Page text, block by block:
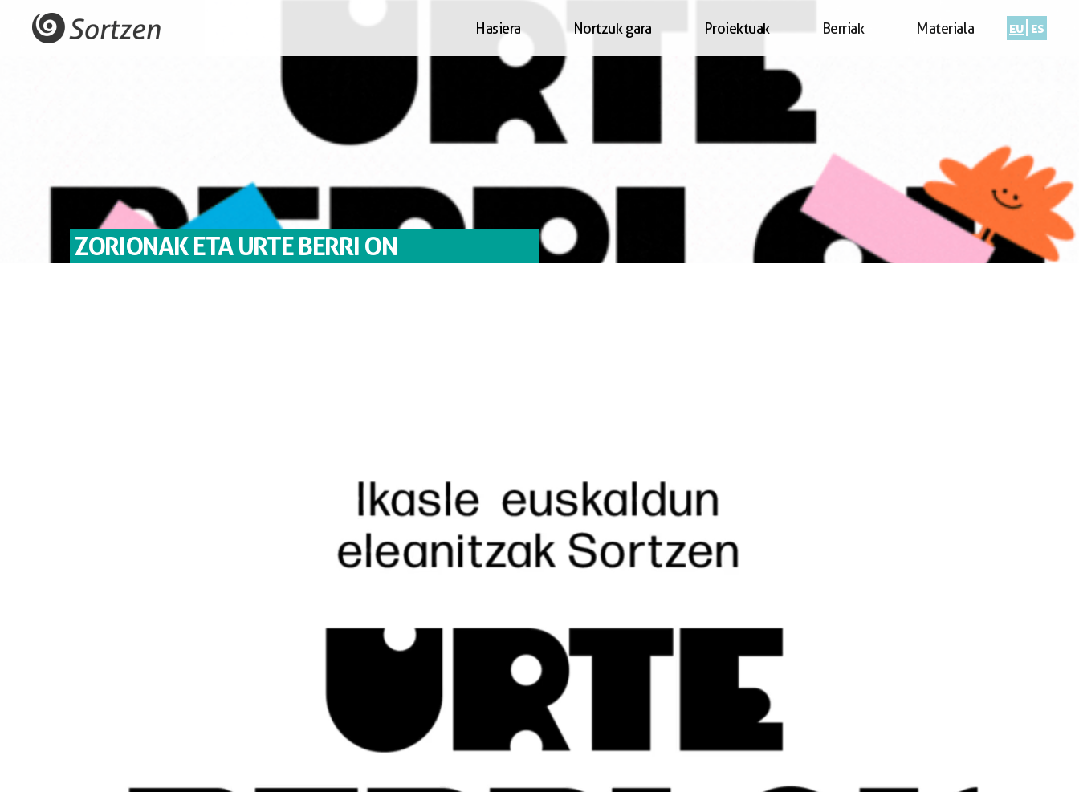
Hasiera Nortzuk gara Proiektuak Berriak Materiala eu es
ZORIONAK ETA URTE BERRI ON